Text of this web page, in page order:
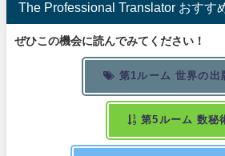
The Professional Translator おすす
ぜひこの機会に読んでみてください！
第1ルーム 世界の出
第5ルーム 数秘